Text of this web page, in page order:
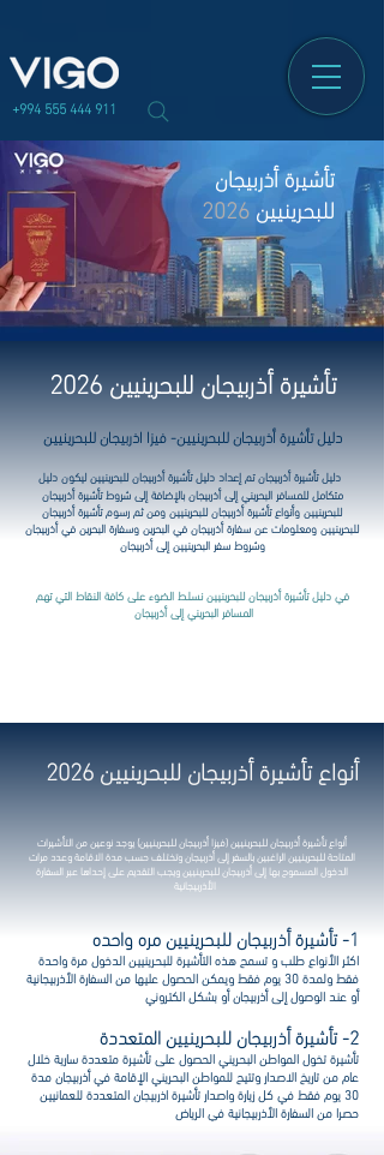
+994 555 444 911
تأشيرة أذربيجان
للبحرينيين2026
تأشيرة أذربيجان للبحرينيين 2026
دليل تأشيرة أذربيجان للبحرينيين- فيزا اذربيجان للبحرينيين
دليل تأشيرة أذربيجان تم إعداد دليل تأشيرة أذربيجان للبحرينيين ليكون دليل
متكامل للمسافر البحريني إلى أذربيجان بالإضافة إلى شروط تأشيرة أذربيجان
للبحرينيين وأنواع تأشيرة أذربيجان للبحرينيين ومن ثم رسوم تأشيرة أذربيجان
للبحرينيين ومعلومات عن سفارة أذربيجان في البحرين وسفارة البحرين في أذربيجان
وشروط سفر البحرينيين إلى أذربيجان
في دليل تأشيرة أذربيجان للبحرينيين نسلط الضوء على كافة النقاط التي تهم
المسافر البحريني إلى أذربيجان
أنواع تأشيرة أذربيجان للبحرينيين 2026
أنواع تأشيرة أذربيجانللبحرينيين(فيزا أذربيجانللبحرينيين) يوجد نوعين من التأشيرات
المتاحةللبحرينيينالراغبين بالسفر إلى أذربيجان وتختلف حسب مدة الاقامة وعدد مرات
الدخول المسموح بها إلى أذربيجانللبحرينيينويجب التقديم على إحداها عبر السفارة
الأذربيجانية
1- تأشيرة أذربيجان للبحرينيين مره واحده
اكثر الأنواع طلب و تسمح هذه التأشيرةللبحرينيينالدخول مرة واحدة
فقط ولمدة 30 يوم فقط ويمكن الحصول عليها من السفارة الأذربيجانية
أو عند الوصول إلى أذربيجان أو بشكل الكتروني
2- تأشيرة أذربيجان للبحرينيين المتعددة
تأشيرة تخول المواطن البحريني الحصول على تأشيرة متعددة سارية خلال
عام من تاريخ الاصدار وتتيح للمواطن البحريني الإقامة في أذربيجان مدة
30 يوم فقط في كل زيارة واصدار تأشيرة اذربيجان المتعددة للعمانيين
حصرا من السفارة الأذربيجانية في الرياض